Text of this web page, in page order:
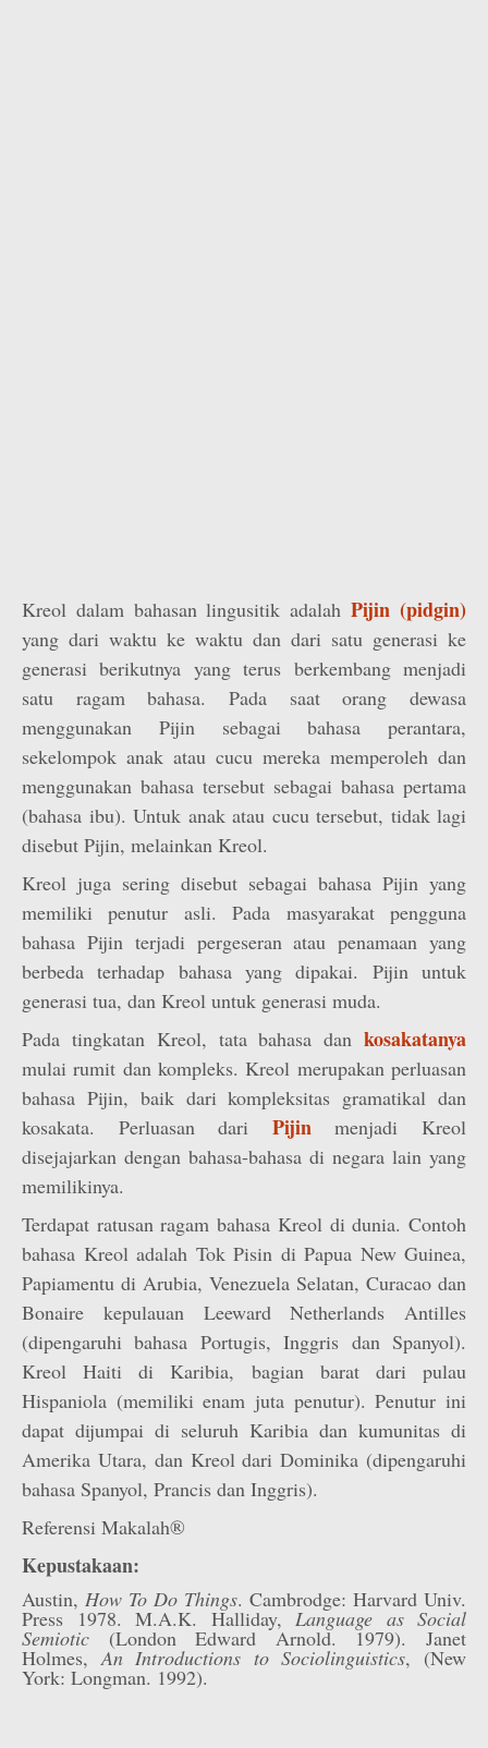
Kreol dalam bahasan lingusitik adalahPijin (pidgin)
yang dari waktu ke waktu dan dari satu generasi ke
generasi berikutnya yang terus berkembang menjadi
satu ragam bahasa. Pada saat orang dewasa
menggunakan Pijin sebagai bahasa perantara,
sekelompok anak atau cucu mereka memperoleh dan
menggunakan bahasa tersebut sebagai bahasa pertama
(bahasa ibu). Untuk anak atau cucu tersebut, tidak lagi
disebut Pijin, melainkan Kreol.
Kreol juga sering disebut sebagai bahasa Pijin yang
memiliki penutur asli. Pada masyarakat pengguna
bahasa Pijin terjadi pergeseran atau penamaan yang
berbeda terhadap bahasa yang dipakai. Pijin untuk
generasi tua, dan Kreol untuk generasi muda.
Pada tingkatan Kreol, tata bahasa dan kosakatanya
mulai rumit dan kompleks. Kreol merupakan perluasan
bahasa Pijin, baik dari kompleksitas gramatikal dan
kosakata. Perluasan dari Pijinmenjadi Kreol
disejajarkan dengan bahasa-bahasa di negara lain yang
memilikinya.
Terdapat ratusan ragam bahasa Kreol di dunia. Contoh
bahasa Kreol adalah Tok Pisin di Papua New Guinea,
Papiamentu di Arubia, Venezuela Selatan, Curacao dan
Bonaire kepulauan Leeward Netherlands Antilles
(dipengaruhi bahasa Portugis, Inggris dan Spanyol).
Kreol Haiti di Karibia, bagian barat dari pulau
Hispaniola (memiliki enam juta penutur). Penutur ini
dapat dijumpai di seluruh Karibia dan kumunitas di
Amerika Utara, dan Kreol dari Dominika (dipengaruhi
bahasa Spanyol, Prancis dan Inggris).
Referensi Makalah®
Kepustakaan:
Austin, How To Do Things. Cambrodge: Harvard Univ.
Press 1978. M.A.K. Halliday, Language as Social
Semiotic (London Edward Arnold. 1979). Janet
Holmes,An Introductions to Sociolinguistics, (New
York: Longman. 1992).